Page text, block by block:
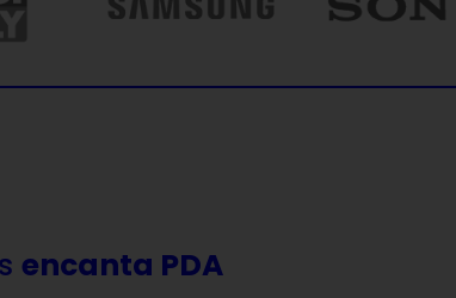
encanta PDA